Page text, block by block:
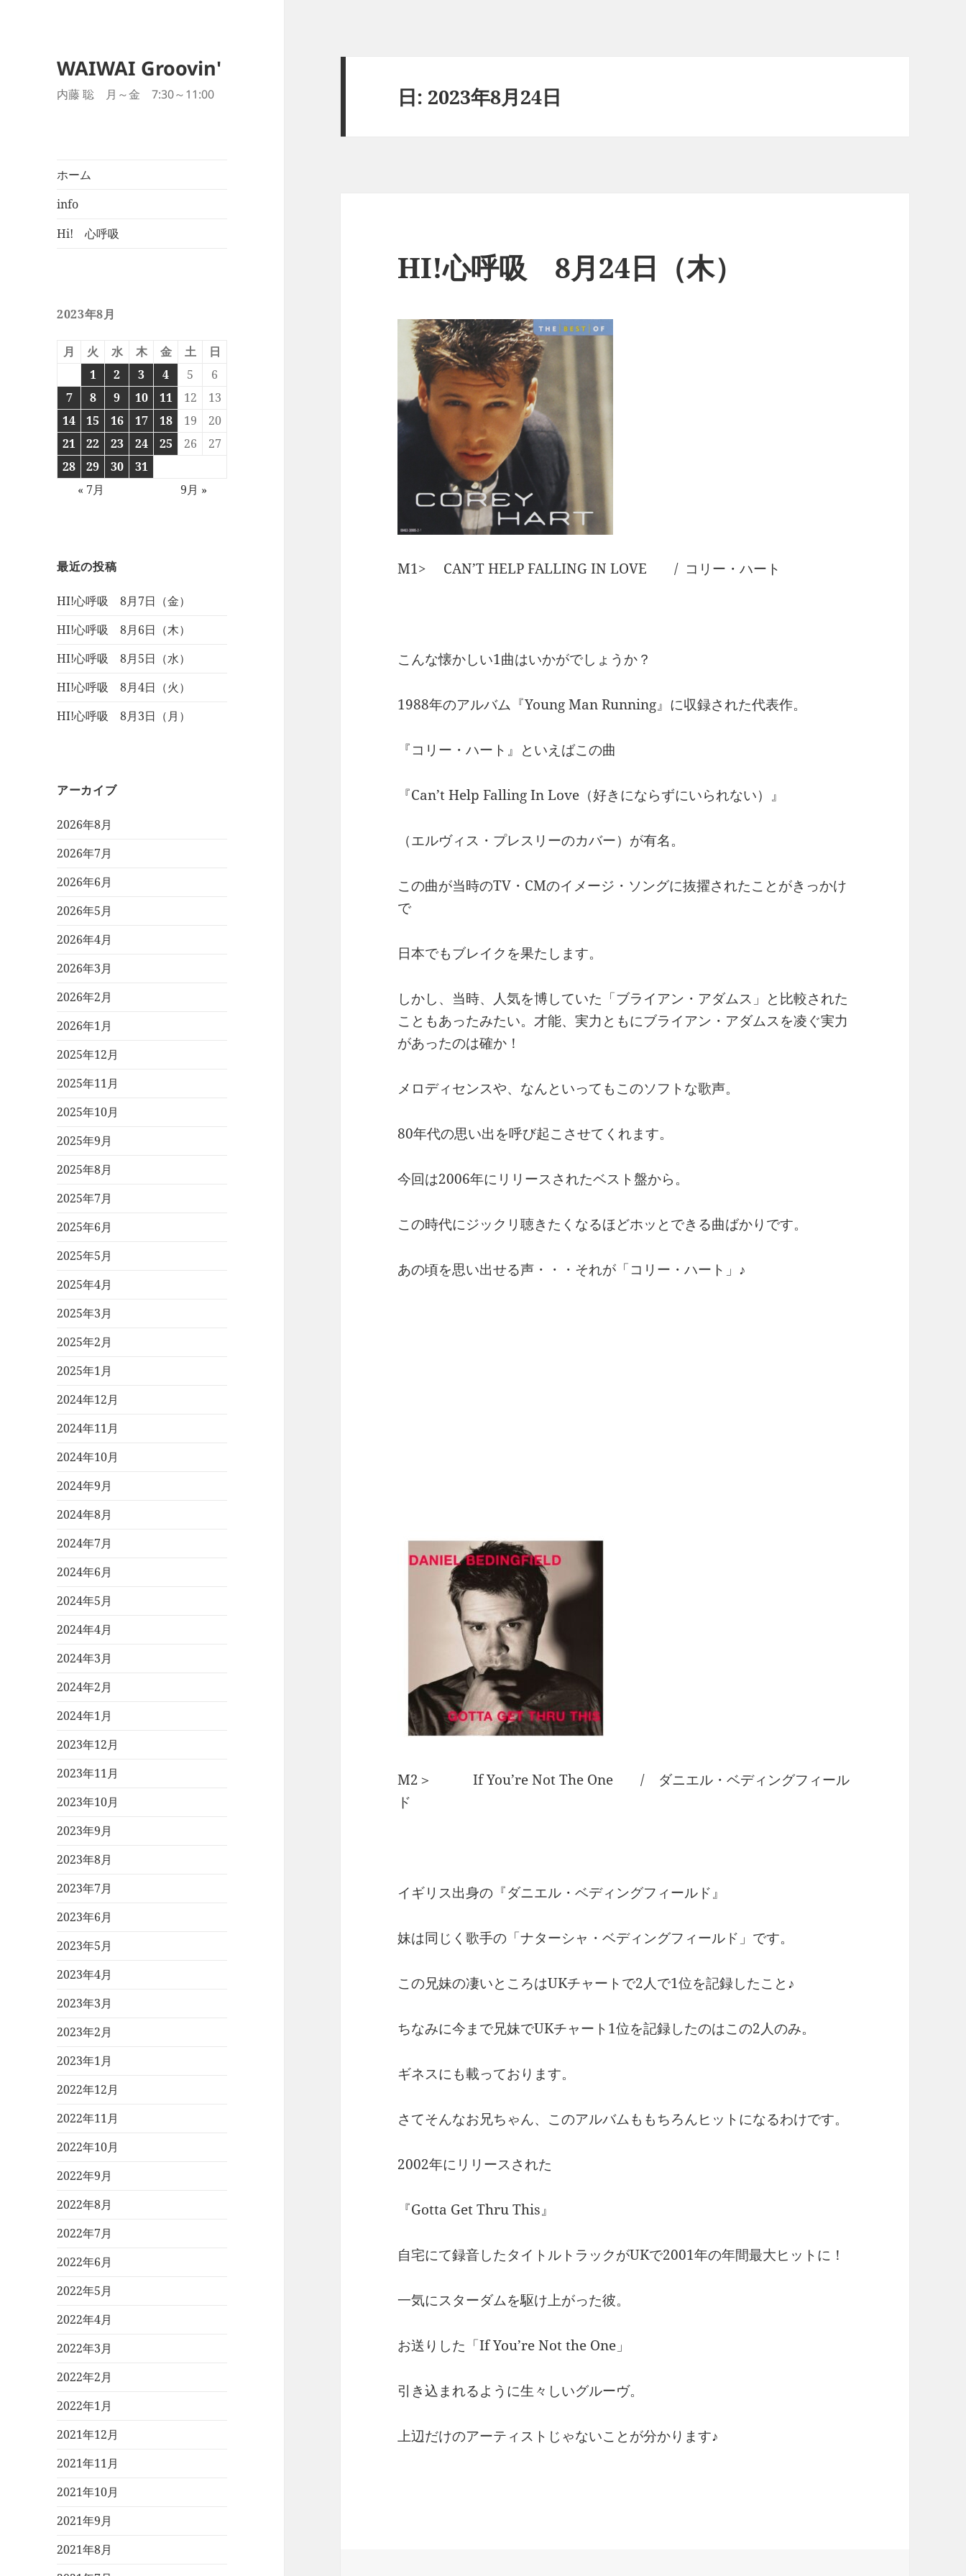
WAIWAI Groovin'
内藤 聡 月～金 7:30～11:00
ホーム
info
Hi! 心呼吸
2023年8月
月 火 水 木 金 土
日
1
2 3 4 5
6
7
8 9 10 11 12
13
14
15 16 17 18 19
20
21
22 23 24 25 26
27
28
29 30
31
« 7月
9月 »
最近の投稿
HI!心呼吸 8月7日（金）
HI!心呼吸 8月6日（木）
HI!心呼吸 8月5日（水）
HI!心呼吸 8月4日（火）
HI!心呼吸 8月3日（月）
アーカイブ
2026年8月
2026年7月
2026年6月
2026年5月
2026年4月
2026年3月
2026年2月
2026年1月
2025年12月
2025年11月
2025年10月
2025年9月
2025年8月
2025年7月
2025年6月
2025年5月
2025年4月
2025年3月
2025年2月
2025年1月
2024年12月
2024年11月
2024年10月
2024年9月
2024年8月
2024年7月
2024年6月
2024年5月
2024年4月
2024年3月
2024年2月
2024年1月
2023年12月
2023年11月
2023年10月
2023年9月
2023年8月
2023年7月
2023年6月
2023年5月
2023年4月
2023年3月
2023年2月
2023年1月
2022年12月
2022年11月
2022年10月
2022年9月
2022年8月
2022年7月
2022年6月
2022年5月
2022年4月
2022年3月
2022年2月
2022年1月
2021年12月
2021年11月
2021年10月
2021年9月
2021年8月
日: 2023年8月24日
HI!心呼吸 8月24日（木）
M1> CAN’T HELP FALLING IN LOVE / コリー・ハート
こんな懐かしい1曲はいかがでしょうか？
1988年のアルバム『Young Man Running』に収録された代表作。
『コリー・ハート』といえばこの曲
『Can’t Help Falling In Love（好きにならずにいられない）』
（エルヴィス・プレスリーのカバー）が有名。
この曲が当時のTV・CMのイメージ・ソングに抜擢されたことがきっかけ
で
日本でもブレイクを果たします。
しかし、当時、人気を博していた「ブライアン・アダムス」と比較された
こともあったみたい。才能、実力ともにブライアン・アダムスを凌ぐ実力
があったのは確か！
メロディセンスや、なんといってもこのソフトな歌声。
80年代の思い出を呼び起こさせてくれます。
今回は2006年にリリースされたベスト盤から。
この時代にジックリ聴きたくなるほどホッとできる曲ばかりです。
あの頃を思い出せる声・・・それが「コリー・ハート」♪
M2＞ If You’re Not The One / ダニエル・ベディングフィール
ド
イギリス出身の『ダニエル・ベディングフィールド』
妹は同じく歌手の「ナターシャ・ベディングフィールド」です。
この兄妹の凄いところはUKチャートで2人で1位を記録したこと♪
ちなみに今まで兄妹でUKチャート1位を記録したのはこの2人のみ。
ギネスにも載っております。
さてそんなお兄ちゃん、このアルバムももちろんヒットになるわけです。
2002年にリリースされた
『Gotta Get Thru This』
自宅にて録音したタイトルトラックがUKで2001年の年間最大ヒットに！
一気にスターダムを駆け上がった彼。
お送りした「If You’re Not the One」
引き込まれるように生々しいグルーヴ。
上辺だけのアーティストじゃないことが分かります♪